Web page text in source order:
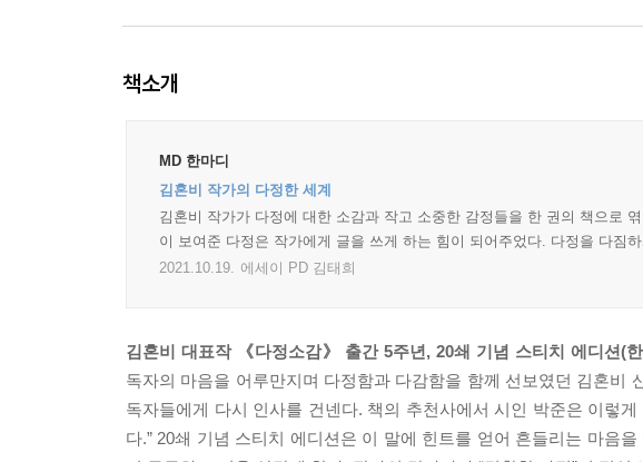
책소개
MD 한마디
김혼비 작가의 다정한 세계
김혼비 작가가 다정에 대한 소감과 작고 소중한 감정들을 한 권의 책으로
이 보여준 다정은 작가에게 글을 쓰게 하는 힘이 되어주었다. 다정을 다짐
2021.10.19. 에세이 PD 김태희
김혼비 대표작 《다정소감》 출간 5주년, 20쇄 기념 스티치 에디션(
독자의 마음을 어루만지며 다정함과 다감함을 함께 선보였던 김혼비
독자들에게 다시 인사를 건넨다. 책의 추천사에서 시인 박준은 이렇
다.” 20쇄 기념 스티치 에디션은 이 말에 힌트를 얻어 흔들리는 마음